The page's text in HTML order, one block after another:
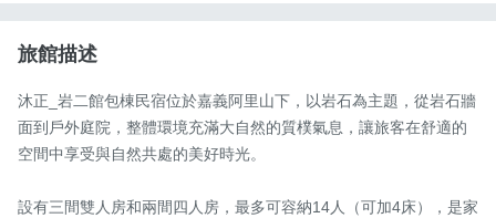
旅館描述
沐正_岩二館包棟民宿位於嘉義阿里山下，以岩石為主題，從岩石牆
面到戶外庭院，整體環境充滿大自然的質樸氣息，讓旅客在舒適的
空間中享受與自然共處的美好時光。
設有三間雙人房和兩間四人房，最多可容納14人（可加4床），是家